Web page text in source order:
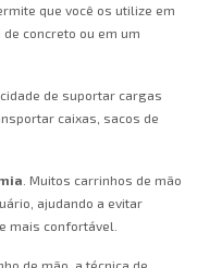
que você os utilize em
concreto ou em um
de suportar cargas
caixas, sacos de
. Muitos carrinhos de mão
ajudando a evitar
mais confortável.
de mão, a técnica de